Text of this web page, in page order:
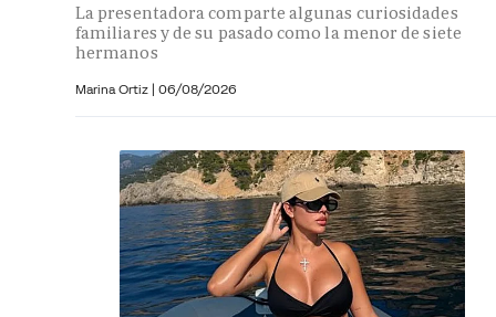
La presentadora comparte algunas curiosidades
familiares y de su pasado como la menor de siete
hermanos
Marina Ortiz | 06/08/2026